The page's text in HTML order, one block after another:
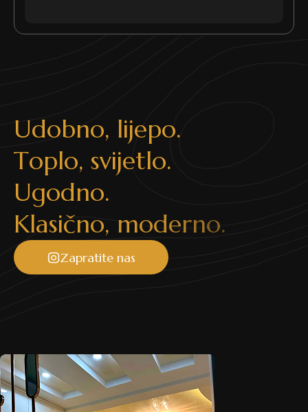
Udobno, lijepo.
Toplo, svijetlo.
Ugodno.
Klasično, moderno.
Zapratite nas